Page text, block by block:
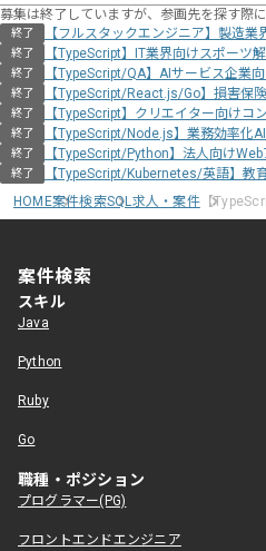
募集は終了していますが、参画先を探す際
終了 【フルスタックエンジニア】製造
終了 【TypeScript】IT業界向けスポーツ
終了 【TypeScript/QA】AIサービス企業
終了 【TypeScript/React.js/Go】損害保
終了 【TypeScript】クリエイター向け
終了 【TypeScript/Node.js】業務効率化
終了 【TypeScript/Python】法人向け
終了
【TypeScript/Kubernetes/英語】教
HOME案件検索SQL求人・案件【
案件検索
スキル
Java
Python
Ruby
Go
職種・ポジション
プログラマー(PG)
フロントエンドエンジニア